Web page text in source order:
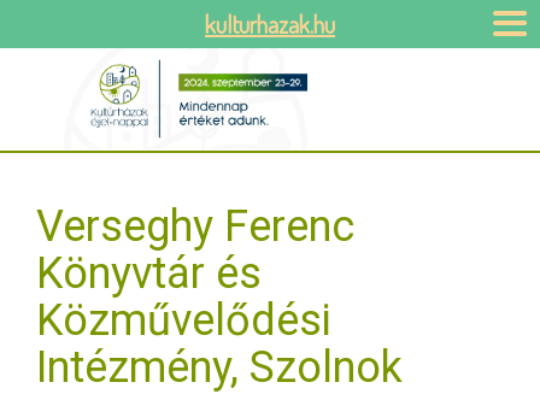
Verseghy Ferenc
Könyvtár és
Közművelődési
Intézmény, Szolnok
kulturhazak.hu